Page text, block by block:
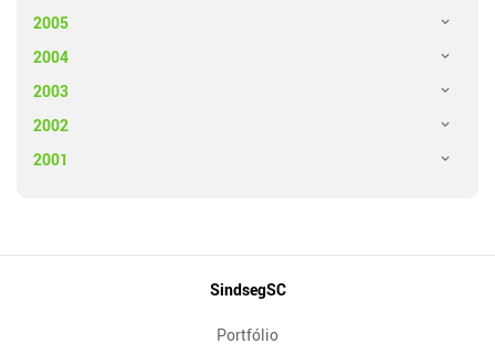
2005
2004
2003
2002
2001
SindsegSC
Portfólio